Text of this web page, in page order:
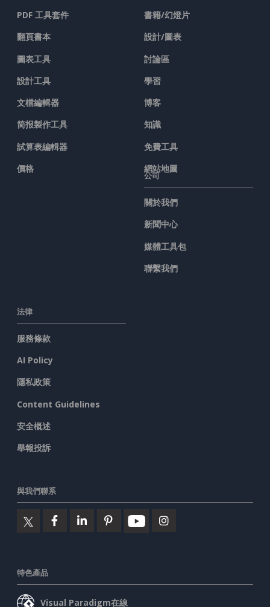
PDF 工具套件
翻頁書本
圖表工具
設計工具
文檔編輯器
简报製作工具
試算表編輯器
價格
書籍/幻燈片
設計/圖表
討論區
學習
博客
知識
免費工具
網站地圖
公司
關於我們
新聞中心
媒體工具包
聯繫我們
法律
服務條款
AI Policy
隱私政策
Content Guidelines
安全概述
舉報投訴
與我們聯系
特色產品
Visual Paradigm在線